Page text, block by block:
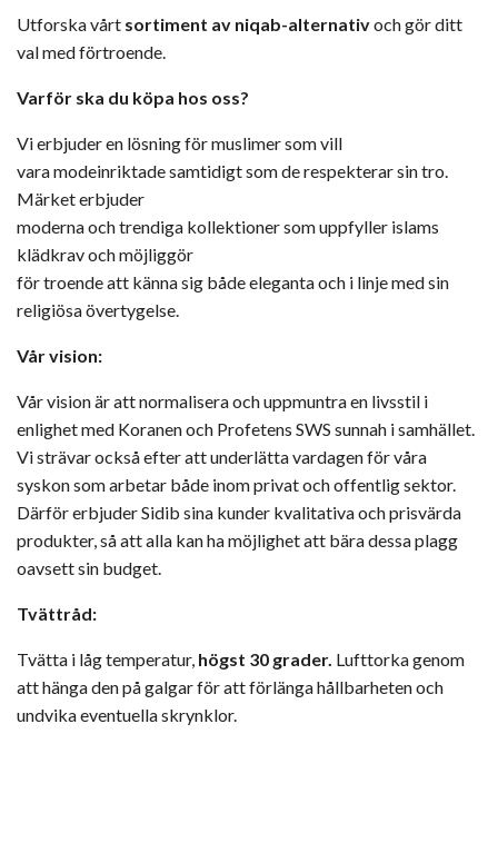
Utforska vårt sortiment av niqab-alternativoch gör ditt
val med förtroende.
Varför ska du köpa hos oss?
Vi erbjuder en lösning för muslimer som vill
vara modeinriktade samtidigt som de respekterar sin tro.
Märket erbjuder
moderna och trendiga kollektioner som uppfyller islams
klädkrav och möjliggör
för troende att känna sig både eleganta och i linje med sin
religiösa övertygelse.
Vår vision:
Vår vision är att normalisera och uppmuntra en livsstil i
enlighet med Koranen och Profetens SWS sunnah i samhället.
Vi strävar också efter att underlätta vardagen för våra
syskon som arbetar både inom privat och offentlig sektor.
Därför erbjuder Sidib sina kunder kvalitativa och prisvärda
produkter, så att alla kan ha möjlighet att bära dessa plagg
oavsett sin budget.
Tvättråd:
Tvätta i låg temperatur, högst 30 grader. Lufttorka genom
att hänga den på galgar för att förlänga hållbarheten och
undvika eventuella skrynklor.